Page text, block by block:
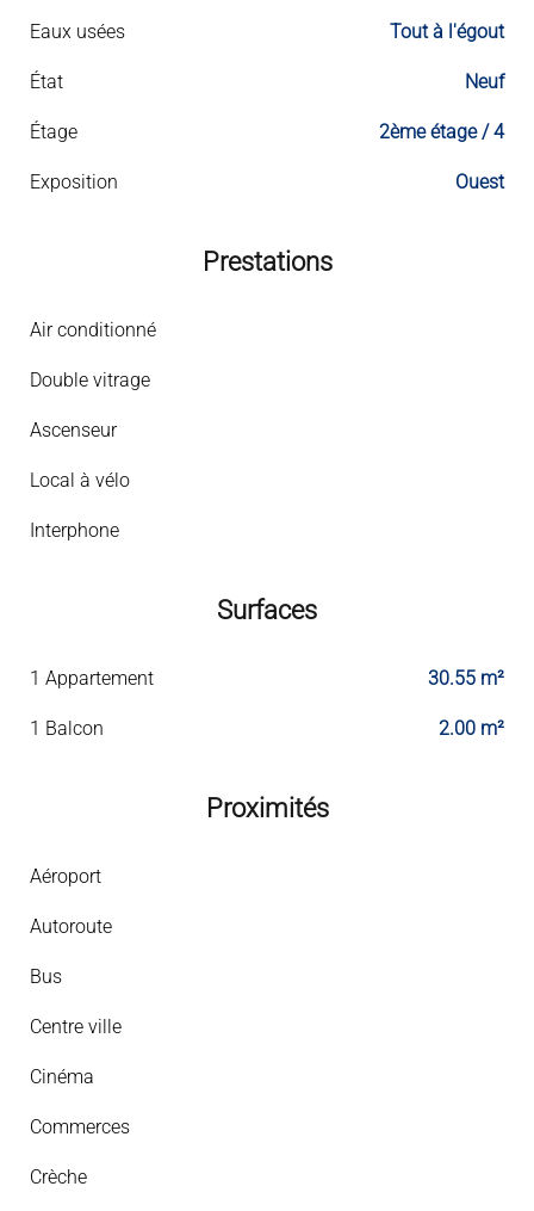
Eaux usées Tout à l'égout
État Neuf
Étage 2ème étage / 4
Exposition Ouest
Prestations
Air conditionné
Double vitrage
Ascenseur
Local à vélo
Interphone
Surfaces
1 Appartement 30.55 m²
1 Balcon 2.00 m²
Proximités
Aéroport
Autoroute
Bus
Centre ville
Cinéma
Commerces
Crèche